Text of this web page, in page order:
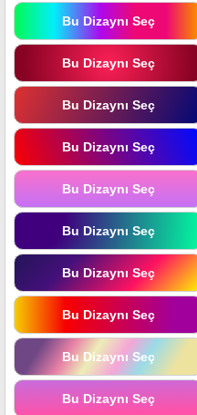
Bu Dizaynı Seç
Bu Dizaynı Seç
Bu Dizaynı Seç
Bu Dizaynı Seç
Bu Dizaynı Seç
Bu Dizaynı Seç
Bu Dizaynı Seç
Bu Dizaynı Seç
Bu Dizaynı Seç
Bu Dizaynı Seç